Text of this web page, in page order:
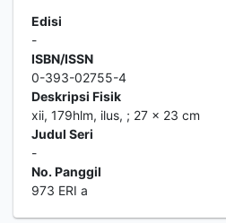
Edisi
-
ISBN/ISSN
0-393-02755-4
Deskripsi Fisik
xii, 179hlm, ilus, ; 27 x 23 cm
Judul Seri
-
No. Panggil
973 ERI a